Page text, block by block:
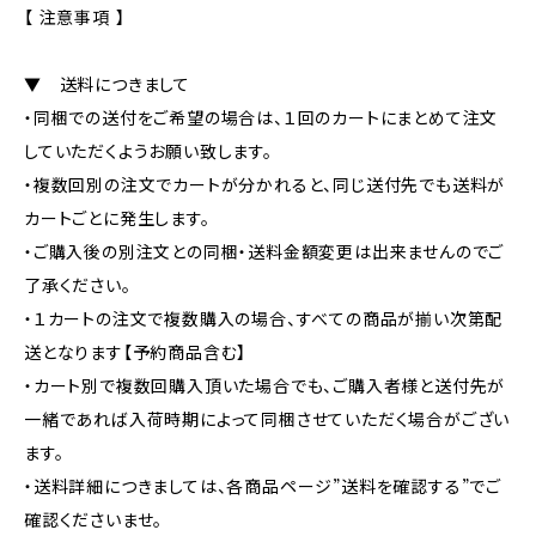
【 注意事項 】
▼ 送料につきまして
・同梱での送付をご希望の場合は、１回のカートにまとめて注文
していただくようお願い致します。
・複数回別の注文でカートが分かれると、同じ送付先でも送料が
カートごとに発生します。
・ご購入後の別注文との同梱・送料金額変更は出来ませんのでご
了承ください。
・１カートの注文で複数購入の場合、すべての商品が揃い次第配
送となります【予約商品含む】
・カート別で複数回購入頂いた場合でも、ご購入者様と送付先が
一緒であれば入荷時期によって同梱させていただく場合がござい
ます。
・送料詳細につきましては、各商品ページ”送料を確認する”でご
確認くださいませ。